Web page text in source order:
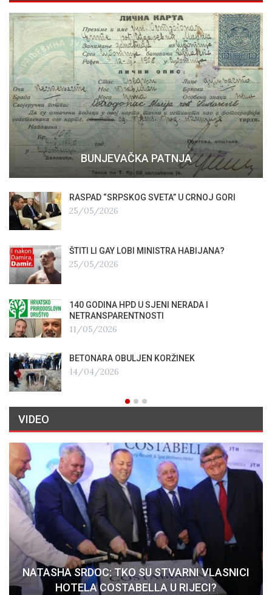
BUNJEVAČKA PATNJA
RASPAD “SRPSKOG SVETA” U CRNOJ GORI
25/05/2026
ŠTITI LI GAY LOBI MINISTRA HABIJANA?
25/05/2026
140 GODINA HPD U SJENI NERADA I
NETRANSPARENTNOSTI
11/05/2026
BETONARA OBULJEN KORŽINEK
14/04/2026
VIDEO
NATASHA SRDOC: TKO SU STVARNI VLASNICI
HOTELA COSTABELLA U RIJECI?